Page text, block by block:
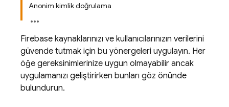
Anonim kimlik doğrulama
Firebase kaynaklarınızı ve kullanıcılarınızın verilerini
güvende tutmak için bu yönergeleri uygulayın. Her
öğe gereksinimlerinize uygun olmayabilir ancak
uygulamanızı geliştirirken bunları göz önünde
bulundurun.